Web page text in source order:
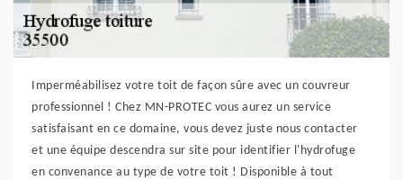
Imperméabilisez votre toit de façon sûre avec un couvreur
professionnel ! Chez MN-PROTEC vous aurez un service
satisfaisant en ce domaine, vous devez juste nous contacter
et une équipe descendra sur site pour identifier l'hydrofuge
en convenance au type de votre toit ! Disponible à tout